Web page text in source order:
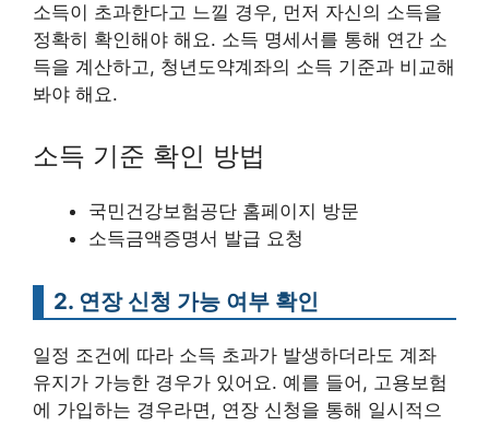
소득이 초과한다고 느낄 경우, 먼저 자신의 소득을
정확히 확인해야 해요. 소득 명세서를 통해 연간 소
득을 계산하고, 청년도약계좌의 소득 기준과 비교해
봐야 해요.
소득 기준 확인 방법
국민건강보험공단 홈페이지 방문
소득금액증명서 발급 요청
2. 연장 신청 가능 여부 확인
일정 조건에 따라 소득 초과가 발생하더라도 계좌
유지가 가능한 경우가 있어요. 예를 들어, 고용보험
에 가입하는 경우라면, 연장 신청을 통해 일시적으